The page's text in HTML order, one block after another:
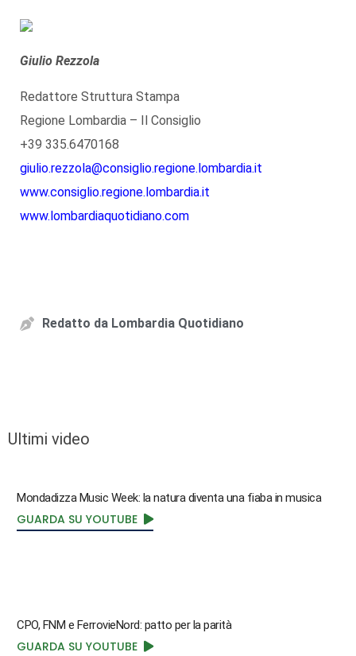
Giulio Rezzola
Redattore Struttura Stampa
Regione Lombardia – Il Consiglio
+39 335.6470168
giulio.rezzola@consiglio.regione.lombardia.it
www.consiglio.regione.lombardia.it
www.lombardiaquotidiano.com
Redatto da Lombardia Quotidiano
Ultimi video
Mondadizza Music Week: la natura diventa una fiaba in musica
GUARDA SU YOUTUBE
CPO, FNM e FerrovieNord: patto per la parità
GUARDA SU YOUTUBE